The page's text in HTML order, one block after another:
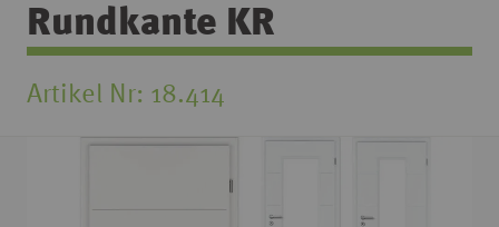
Rundkante KR
Artikel Nr 18.414